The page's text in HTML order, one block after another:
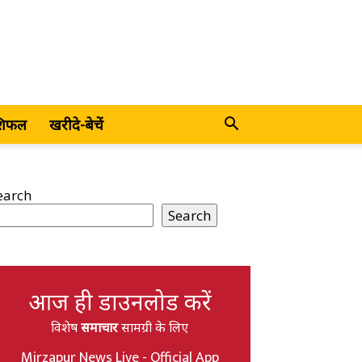
खरीदे-बेचें
Search
आज ही डाउनलोड करें
विशेषसमाचारसामग्री के लिए